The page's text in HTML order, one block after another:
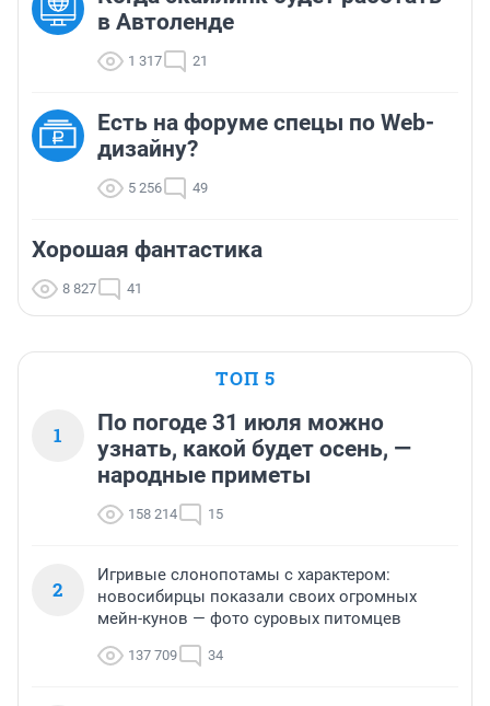
в Автоленде
1 317 21
Есть на форуме спецы по Web-
дизайну?
5 256 49
Хорошая фантастика
8 827 41
ТОП 5
1
По погоде 31 июля можно
узнать, какой будет осень, —
народные приметы
158 214 15
2
Игривые слонопотамы с характером:
новосибирцы показали своих огромных
мейн-кунов — фото суровых питомцев
137 709 34